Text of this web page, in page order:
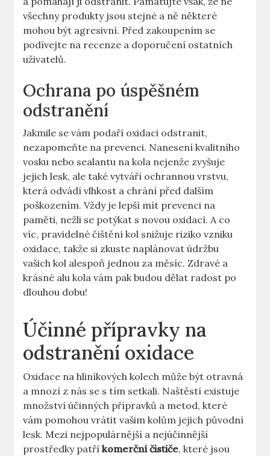
všechny produkty jsou stejné a ně některé
mohou být agresivní. Před zakoupením se
podívejte na recenze a doporučení ostatních
uživatelů.
Ochrana po úspěšném
odstranění
Jakmile se vám podaří oxidaci odstranit,
nezapomeňte na prevenci. Nanesení kvalitního
vosku nebo sealantu na kola nejenže zvyšuje
jejich lesk, ale také vytváří ochrannou vrstvu,
která odvádí vlhkost a chrání před dalším
poškozením. Vždy je lepší mít prevenci na
paměti, nežli se potýkat s novou oxidací. A co
víc, pravidelné čištění kol snižuje riziko vzniku
oxidace, takže si zkuste naplánovat údržbu
vašich kol alespoň jednou za měsíc. Zdravé a
krásné alu kola vám pak budou dělat radost po
dlouhou dobu!
Účinné přípravky na
odstranění oxidace
Oxidace na hliníkových kolech může být otravná
a mnozí z nás se s tím setkali. Naštěstí existuje
množství účinných přípravků a metod, které
vám pomohou vrátit vašim kolům jejich původní
lesk. Mezi nejpopulárnější a nejúčinnější
prostředky patříkomerční čističe, které jsou